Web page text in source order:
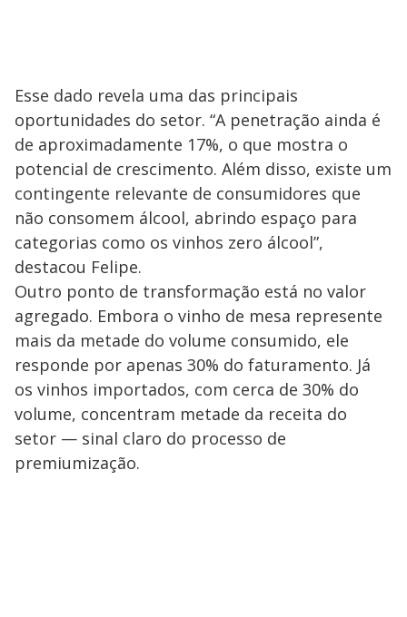
Esse dado revela uma das principais
oportunidades do setor. “A penetração ainda é
de aproximadamente 17%, o que mostra o
potencial de crescimento. Além disso, existe um
contingente relevante de consumidores que
não consomem álcool, abrindo espaço para
categorias como os vinhos zero álcool”,
destacou Felipe.
Outro ponto de transformação está no valor
agregado. Embora o vinho de mesa represente
mais da metade do volume consumido, ele
responde por apenas 30% do faturamento. Já
os vinhos importados, com cerca de 30% do
volume, concentram metade da receita do
setor — sinal claro do processo de
premiumização.